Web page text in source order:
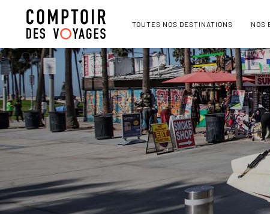
TOUTES NOS DESTINATIONS NOS